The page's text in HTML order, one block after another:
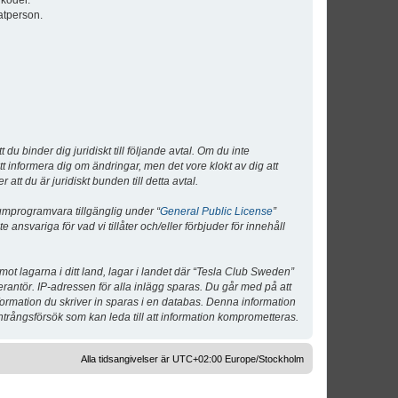
du binder dig juridiskt till följande avtal. Om du inte
informera dig om ändringar, men det vore klokt av dig att
att du är juridiskt bunden till detta avtal.
tillgänglig under “General Public License”
ansvariga för vad vi tillåter och/eller förbjuder för innehåll
lagarna i ditt land, lagar i landet där “Tesla Club Sweden”
IP-adressen för alla inlägg sparas. Du går med på att
du skriver in sparas i en databas. Denna information
som kan leda till att information komprometteras.
Alla tidsangivelser är UTC+02:00 Europe/Stockholm